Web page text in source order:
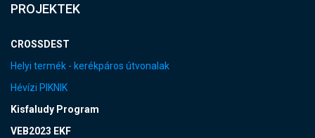
PROJEKTEK
CROSSDEST
Helyi termék - kerékpáros útvonalak
Hévízi PIKNIK
Kisfaludy Program
VEB2023 EKF